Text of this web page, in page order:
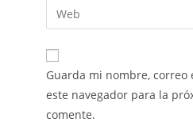
Guarda mi nombre, correo
este navegador para la
comente.